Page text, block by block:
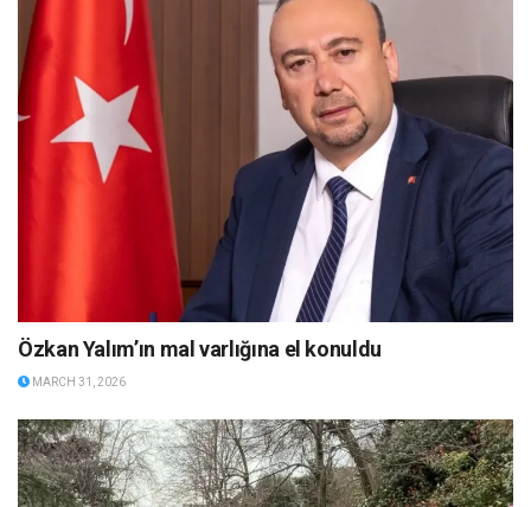
Özkan Yalım’ın mal varlığına el konuldu
MARCH 31, 2026